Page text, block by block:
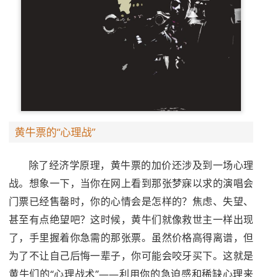
黄牛票的“心理战”
除了经济学原理，黄牛票的加价还涉及到一场心理
战。想象一下，当你在网上看到那张梦寐以求的演唱会
门票已经售罄时，你的心情会是怎样的？焦虑、失望、
甚至有点绝望吧？这时候，黄牛们就像救世主一样出现
了，手里握着你急需的那张票。虽然价格高得离谱，但
为了不让自己后悔一辈子，你可能会咬牙买下。这就是
黄牛们的“心理战术”——利用你的急迫感和稀缺心理来